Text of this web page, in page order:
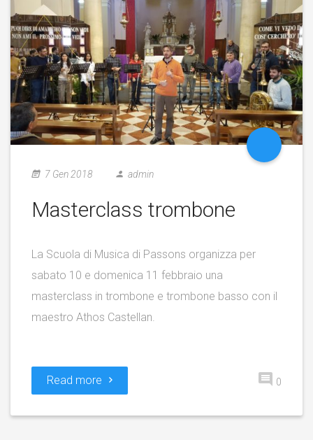
7 Gen 2018 admin
Masterclass trombone
La Scuola di Musica di Passons organizza per
sabato 10 e domenica 11 febbraio una
masterclass in trombone e trombone basso con il
maestro Athos Castellan.
Read more 0